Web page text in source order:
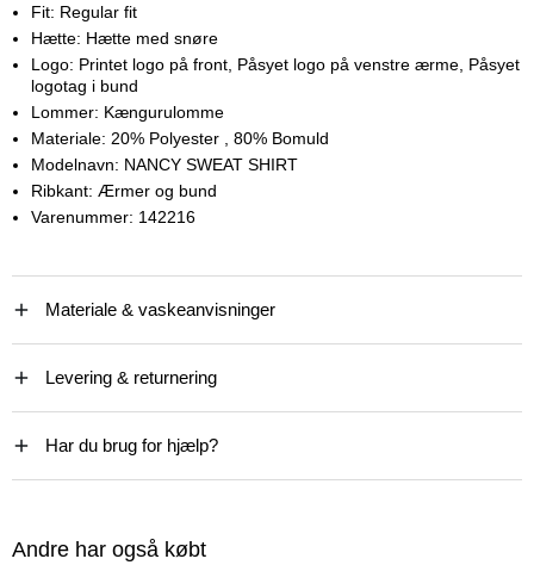
Fit: Regular fit
Hætte: Hætte med snøre
Logo: Printet logo på front, Påsyet logo på venstre ærme, Påsyet
logotag i bund
Lommer: Kængurulomme
Materiale: 20% Polyester
, 80% Bomuld
Modelnavn: NANCY SWEAT SHIRT
Ribkant: Ærmer og bund
Varenummer: 142216
Materiale & vaskeanvisninger
Levering & returnering
Har du brug for hjælp?
Andre har også købt